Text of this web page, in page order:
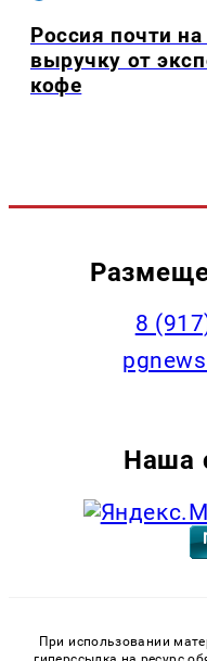
Россия почти
выручку от
кофе
‭8
Наша
При использовании